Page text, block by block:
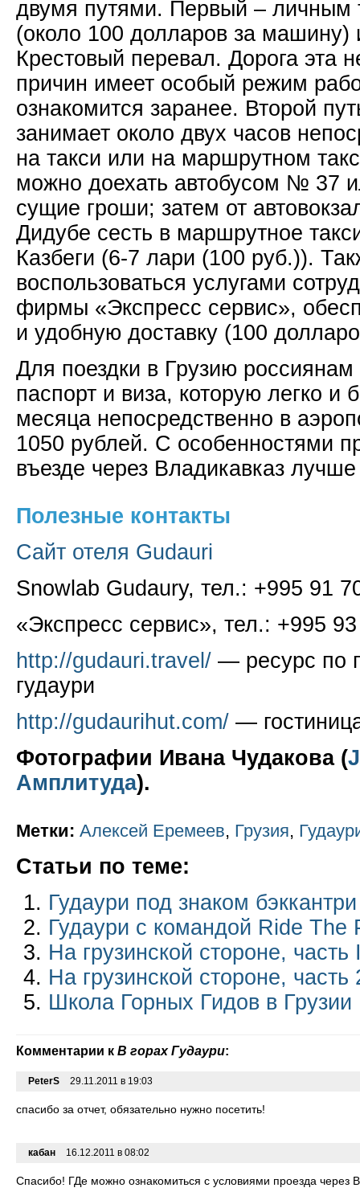
двумя путями. Первый – личным
(около 100 долларов за машину)
Крестовый перевал. Дорога эта
причин имеет особый режим
ознакомится заранее. Второй
занимает около двух часов
на такси или на маршрутном
можно доехать автобусом № 37
сущие гроши; затем от
Дидубе сесть в маршрутное
Казбеги (6-7 лари (100 руб.)).
воспользоваться услугами
фирмы «Экспресс сервис»,
и удобную доставку (100
Для поездки в Грузию
паспорт и виза, которую легко и
месяца непосредственно в
1050 рублей. С особенностями
въезде через Владикавказ
Полезные контакты
Сайт отеля Gudauri
Snowlab Gudaury, тел.: +995 91
«Экспресс сервис», тел.: +995
http://gudauri.travel/ — ресурс по
гудаури
http://gudaurihut.com/ —
Фотографии Ивана Чудакова (
Амплитуда).
Метки: Алексей Еремеев, Грузия,
Статьи по теме:
Гудаури под знаком бэккантри
Гудаури с командой Ride The
На грузинской стороне, часть
На грузинской стороне, часть
Школа Горных Гидов в Грузии
Комментарии к В горах Гудаури:
PeterS 29.11.2011 в 19:03
спасибо за отчет, обязательно нужно посетить!
кабан 16.12.2011 в 08:02
Спасибо! ГДе можно ознакомиться с условиями проезда через